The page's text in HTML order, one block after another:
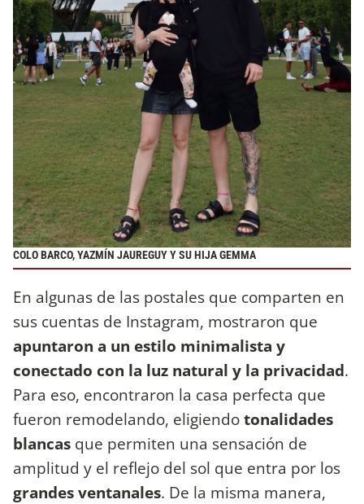
COLO BARCO, YAZMÍN JAUREGUY Y SU HIJA GEMMA
En algunas de las postales que comparten en
sus cuentas de Instagram, mostraron que
apuntaron a un estilo minimalista y
conectado con la luz natural y la privacidad.
Para eso, encontraron la casa perfecta que
fueron remodelando, eligiendotonalidades
blancas que permiten una sensación de
amplitud y el reflejo del sol que entra por los
grandes ventanales. De la misma manera,